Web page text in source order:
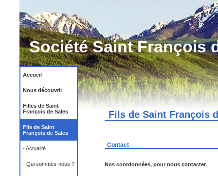
Société Saint François
Accueil
Nous découvrir
Filles de Saint
François de Sales
Fils de Saint
François de Sales
- Actualité
- Qui sommes-nous ?
Fils de Saint François
Contact
Nos coordonnées, pour nous contacter.